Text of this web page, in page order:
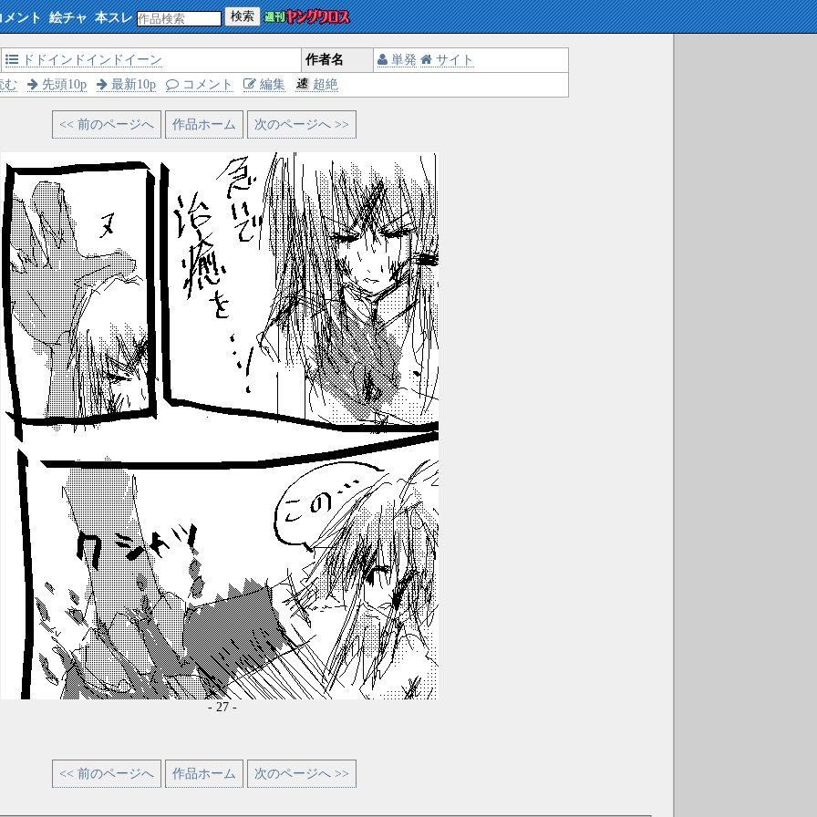
メント 絵チャ 本スレ 検索
ドドインドインドイーン 作者名 単発
サイト
む 先頭10p 最新10p コメント 編集 超絶
<< 前のページへ 作品ホーム 次のページへ >>
- 27 -
<< 前のページへ 作品ホーム 次のページへ >>